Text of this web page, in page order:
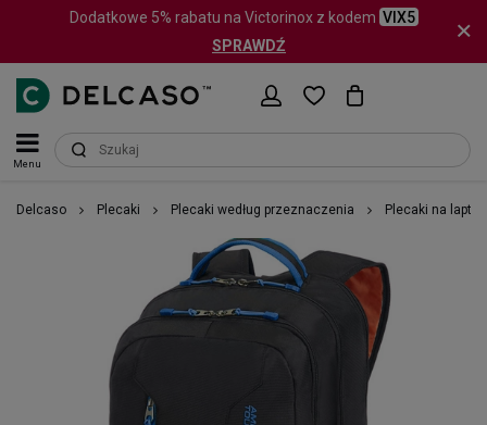
Dodatkowe 5% rabatu na Victorinox z kodem VIX5
SPRAWDŹ
Menu
Delcaso Plecaki Plecaki według przeznaczenia Plecaki na